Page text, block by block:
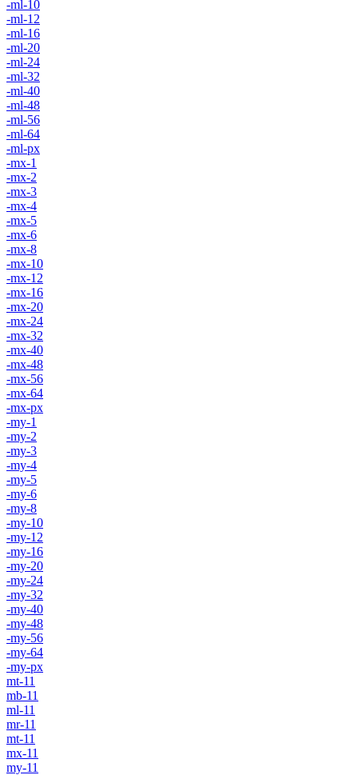
-ml-10
-ml-12
-ml-16
-ml-20
-ml-24
-ml-32
-ml-40
-ml-48
-ml-56
-ml-64
-ml-px
-mx-1
-mx-2
-mx-3
-mx-4
-mx-5
-mx-6
-mx-8
-mx-10
-mx-12
-mx-16
-mx-20
-mx-24
-mx-32
-mx-40
-mx-48
-mx-56
-mx-64
-mx-px
-my-1
-my-2
-my-3
-my-4
-my-5
-my-6
-my-8
-my-10
-my-12
-my-16
-my-20
-my-24
-my-32
-my-40
-my-48
-my-56
-my-64
-my-px
mt-11
mb-11
ml-11
mr-11
mt-11
mx-11
my-11